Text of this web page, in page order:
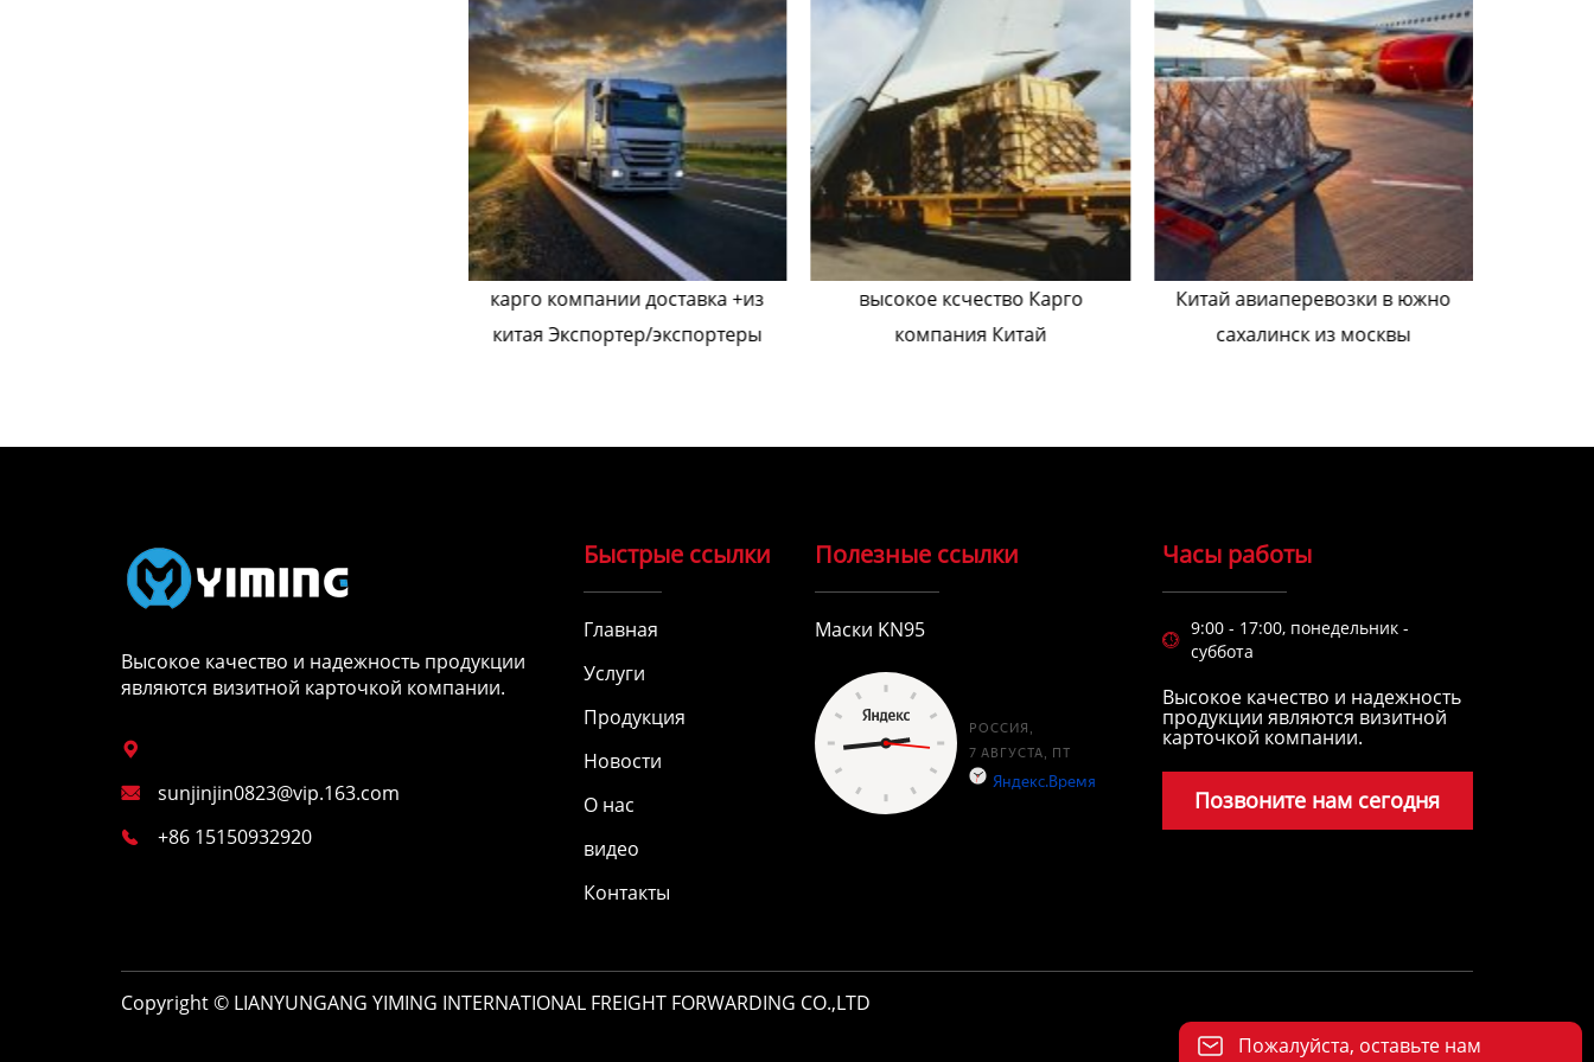
Пожалуйста, оставьте нам
карго компании доставка +из
китая Экспортер/экспортеры
высокое ксчество Карго
компания Китай
Китай авиаперевозки в южно
сахалинск из москвы
Высокое качество и надежность продукции
являются визитной карточкой компании.

 sunjinjin0823@vip.163.com
 +86 15150932920
Быстрые ссылки
Главная
Услуги
Продукция
Новости
О нас
видео
Контакты
Полезные ссылки
Маски KN95
Часы работы

9:00 - 17:00, понедельник -
суббота
Высокое качество и надежность
продукции являются визитной
карточкой компании.
Позвоните нам сегодня
Copyright © LIANYUNGANG YIMING INTERNATIONAL FREIGHT FORWARDING CO.,LTD